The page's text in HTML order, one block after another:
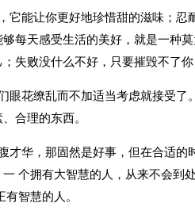
它能让你更好地珍惜甜的滋味；忍
每天感受生活的美好，就是一种
失败没什么不好，只要摧毁不了你
眼花缭乱而不加适当考虑就接受了
合理的东西。
才华，那固然是好事，但在合适的
个拥有大智慧的人，从来不会到
智慧的人。